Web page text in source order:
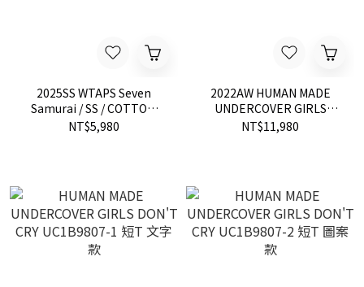
2025SS WTAPS Seven
Samurai / SS / COTTON.
UNDERCOVER 聯名 短T 現
NT$5,980
2022AW HUMAN MADE
UNDERCOVER GIRLS
DON'T CRY 聯名 大學T 現貨
NT$11,980